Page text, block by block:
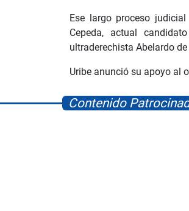
Ese largo proceso
Cepeda, actual
ultraderechista Abelardo
Uribe anunció su apoyo al
Contenido